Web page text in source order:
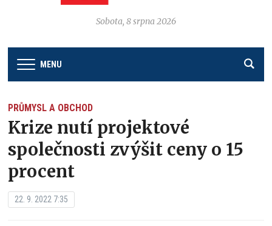
Sobota, 8 srpna 2026
MENU
PRŮMYSL A OBCHOD
Krize nutí projektové
společnosti zvýšit ceny o 15
procent
22. 9. 2022 7:35